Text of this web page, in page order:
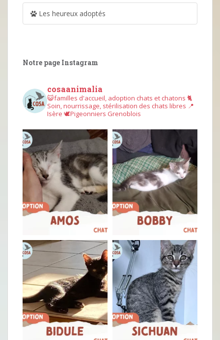
Les heureux adoptés
Notre page Instagram
cosaanimalia
😺familles d'accueil, adoption chats et chatons 🐈
Soin, nourrissage, stérilisation des chats libres 📍
Isère 🕊︎Pigeonniers Grenoblois